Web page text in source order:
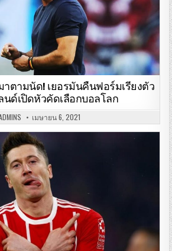
ตามนัด! เยอรมันคืนฟอร์มเรียงตัว
นด์เปิดหัวคัดเลือกบอลโลก
เมษายน 6, 2021